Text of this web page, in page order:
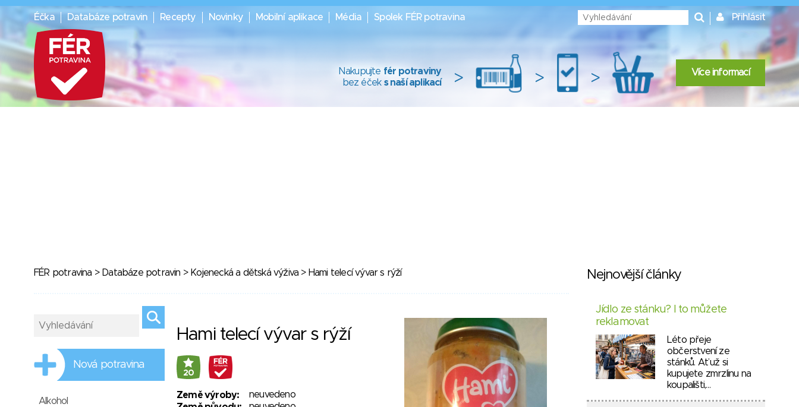
Éčka Databáze potravin Recepty Novinky Mobilní aplikace Média Spolek FÉR potravina Přihlásit
Nakupujte fér potraviny
bez éček s naší aplikací > > > Více informací
FÉR potravina > Databáze potravin > Kojenecká a dětská výživa > Hami telecí vývar s rýží
Hami telecí vývar s rýží
20
Země výroby:
neuvedeno
Nová potravina
Alkohol
Nejnovější články
Jídlo ze stánku? I to můžete
reklamovat
Léto přeje
občerstvení ze
stánků. Ať už si
kupujete zmrzlinu na
koupališti,…